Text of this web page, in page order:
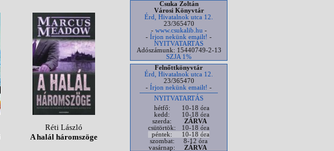
Réti László
A halál háromszöge
Csuka Zoltán
Városi Könyvtár
Érd, Hivatalnok utca 12.
23/365470
- www.csukalib.hu -
- Írjon nekünk emailt! -
NYITVATARTÁS
Adószámunk: 15440749-2-13
SZJA 1%
Felnőttkönyvtár
Érd, Hivatalnok utca 12.
23/365470
- Írjon nekünk emailt! -
NYITVATARTÁS
hétfő:
10-18 óra
kedd:
10-18 óra
szerda:
ZÁRVA
csütörtök:
10-18 óra
péntek:
10-18 óra
szombat:
8-12 óra
vasárnap:
ZÁRVA